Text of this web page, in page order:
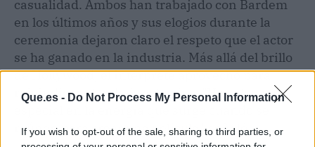
Que.es - Do Not Process My Personal Information
If you wish to opt-out of the sale, sharing to third parties, or
casualidad. Ambos han trabajado con Bardem
en los últimos años y sus elogios durante la
ceremonia dejaron claro el respeto que el actor
se ha ganado en la industria. Más allá del brillo
de Hollywood, el intérprete aprovechó para
reivindicar el trabajo colectivo: "Hay algo muy
reúnen para crear una película", señaló.